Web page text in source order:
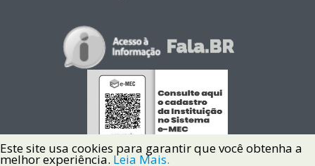
Este site usa cookies para garantir que você obtenha a
melhor experiência. Leia Mais.